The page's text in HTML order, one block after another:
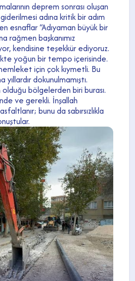
deprem sonrası oluşan
adına kritik bir adım
esnaflar “Adıyaman büyük bir
rağmen başkanımız
kendisine teşekkür ediyoruz.
yoğun bir tempo içerisinde.
için çok kıymetli. Bu
yıllardır dokunulmamıştı.
bölgelerden biri burası.
ve gerekli. İnşallah
bunu da sabırsızlıkla